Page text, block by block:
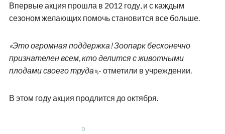
Впервые акция прошла в 2012 году, и с каждым
сезоном желающих помочь становится все больше.
«Это огромная поддержка! Зоопарк бесконечно
признателен всем, кто делится с животными
плодами своего труда»,- отметили в учреждении.
В этом году акция продлится до октября.
0